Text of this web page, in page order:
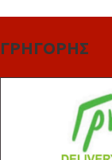
ΓΡΗΓΟΡΗΣ